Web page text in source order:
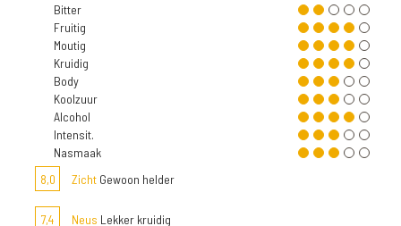
Bitter
Fruitig
Moutig
Kruidig
Body
Koolzuur
Alcohol
Intensit.
Nasmaak
8,0
Zicht Gewoon helder
7,4 Neus Lekker kruidig